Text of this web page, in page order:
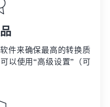
件来确保最高的转换质
以使用“高级设置”（可